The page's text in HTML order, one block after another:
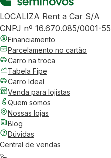
LOCALIZA Rent a Car S/A
CNPJ nº 16.670.085/0001-55
Financiamento
Parcelamento no cartão
Carro na troca
Tabela Fipe
Carro Ideal
Venda para lojistas
Quem somos
Nossas lojas
Blog
Dúvidas
Central de vendas